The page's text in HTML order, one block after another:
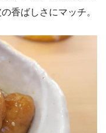
香ばしさにマッチ。